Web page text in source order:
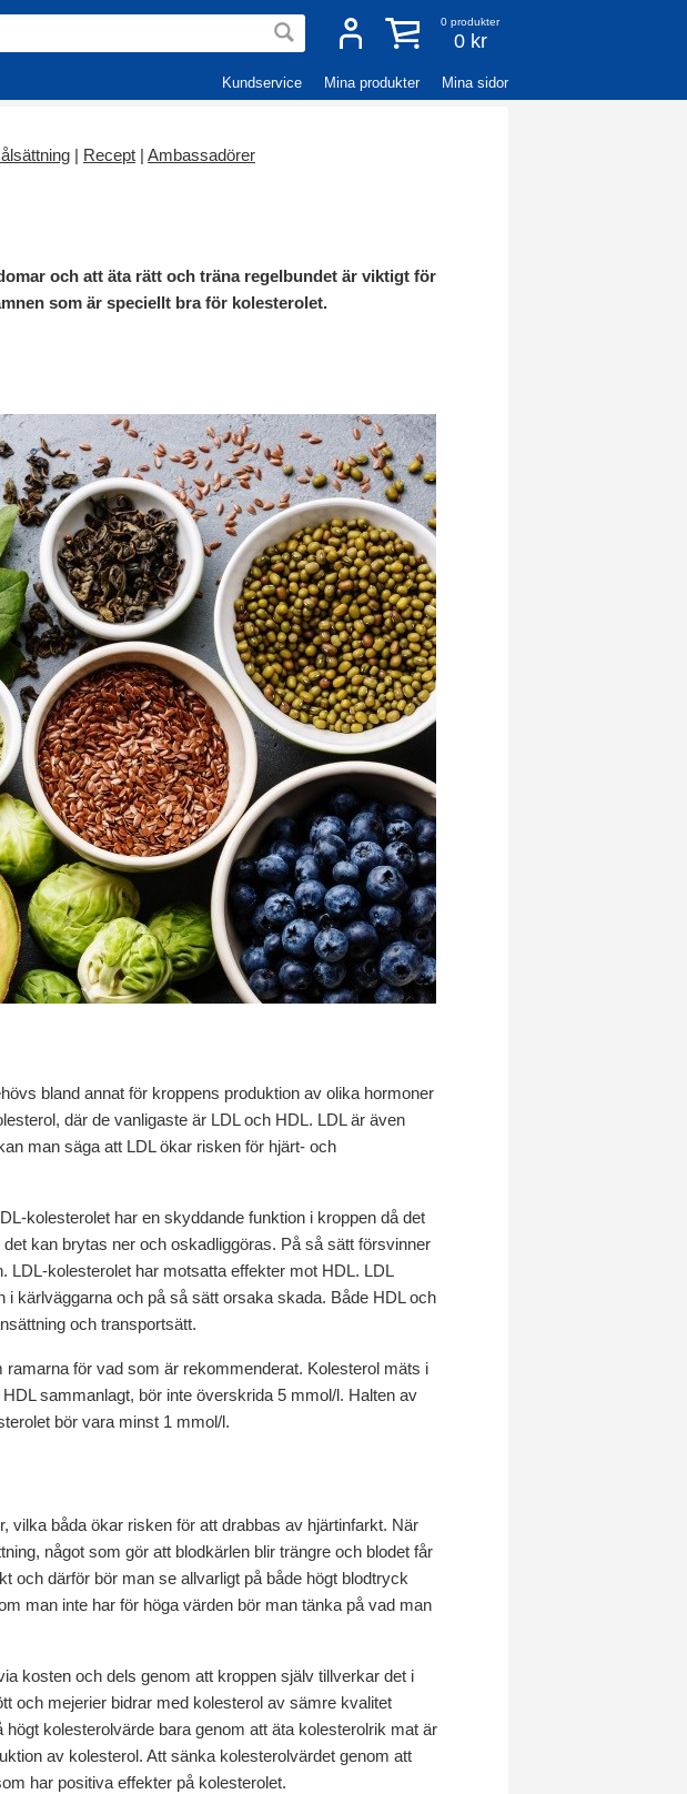
0 produkter
0 kr
Kundservice Mina produkter Mina sidor
| Recept | Ambassadörer
och att äta rätt och träna regelbundet är viktigt för
som är speciellt bra för kolesterolet.
bland annat för kroppens produktion av olika hormoner
där de vanligaste är LDL och HDL. LDL är även
man säga att LDL ökar risken för hjärt- och
kolesterolet har en skyddande funktion i kroppen då det
kan brytas ner och oskadliggöras. På så sätt försvinner
LDL-kolesterolet har motsatta effekter mot HDL. LDL
kärlväggarna och på så sätt orsaka skada. Både HDL och
och transportsätt.
för vad som är rekommenderat. Kolesterol mäts i
sammanlagt, bör inte överskrida 5 mmol/l. Halten av
bör vara minst 1 mmol/l.
vilka båda ökar risken för att drabbas av hjärtinfarkt. När
något som gör att blodkärlen blir trängre och blodet får
och därför bör man se allvarligt på både högt blodtryck
man inte har för höga värden bör man tänka på vad man
kosten och dels genom att kroppen själv tillverkar det i
och mejerier bidrar med kolesterol av sämre kvalitet
kolesterolvärde bara genom att äta kolesterolrik mat är
av kolesterol. Att sänka kolesterolvärdet genom att
har positiva effekter på kolesterolet.